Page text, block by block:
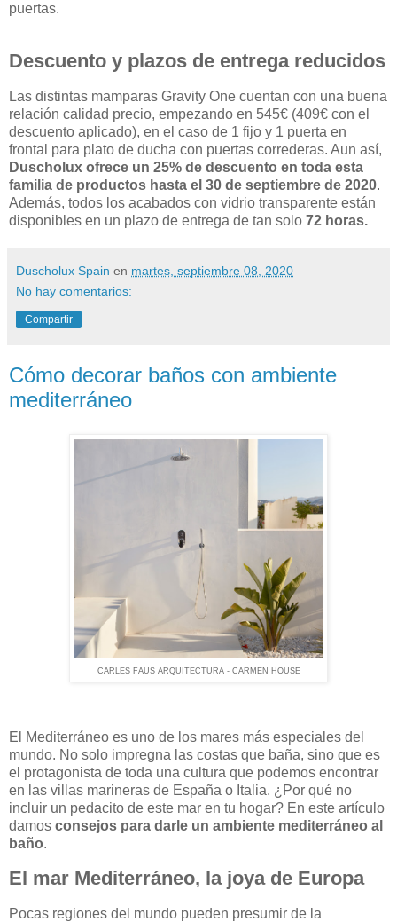
puertas.
Descuento y plazos de entrega reducidos
Las distintas mamparas Gravity One cuentan con una buena
relación calidad precio, empezando en 545€ (409€ con el
descuento aplicado), en el caso de 1 fijo y 1 puerta en
frontal para plato de ducha con puertas correderas. Aun así,
Duscholux ofrece un 25% de descuento en toda esta
familia de productos hasta el 30 de septiembre de 2020.
Además, todos los acabados con vidrio transparente están
disponibles en un plazo de entrega de tan solo 72 horas.
Duscholux Spain en martes, septiembre 08, 2020
No hay comentarios:
Compartir
Cómo decorar baños con ambiente
mediterráneo
CARLES FAUS ARQUITECTURA - CARMEN HOUSE
El Mediterráneo es uno de los mares más especiales del
mundo. No solo impregna las costas que baña, sino que es
el protagonista de toda una cultura que podemos encontrar
en las villas marineras de España o Italia. ¿Por qué no
incluir un pedacito de este mar en tu hogar? En este artículo
damos consejos para darle un ambiente mediterráneo al
baño.
El mar Mediterráneo, la joya de Europa
Pocas regiones del mundo pueden presumir de la